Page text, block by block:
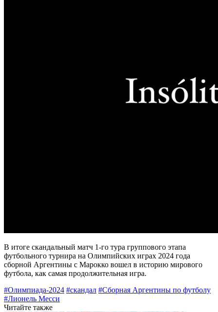
В итоге скандальный матч 1-го тура группового этапа
футбольного турнира на Олимпийских играх 2024 года
сборной Аргентины с Марокко вошел в историю мирового
футбола, как самая продолжительная игра.
#Олимпиада-2024 #скандал #Сборная Аргентины по футболу
#Лионель Месси
Читайте также